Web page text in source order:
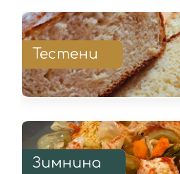
Тестени
Зимнина